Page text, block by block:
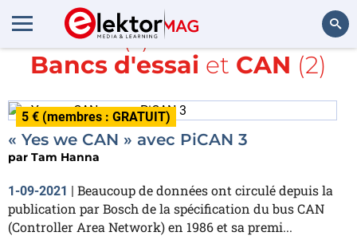
Rechercher
Article(s) avec la balise
Bancs d'essai et CAN (2)
5 € (membres : GRATUIT)
« Yes we CAN » avec PiCAN 3
par Tam Hanna
1-09-2021 | Beaucoup de données ont circulé depuis la
publication par Bosch de la spécification du bus CAN
(Controller Area Network) en 1986 et sa premi...